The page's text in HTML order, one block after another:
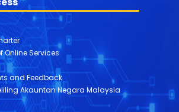
Online Services
and Feedback
Akauntan Negara Malaysia